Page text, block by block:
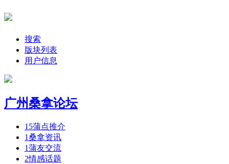
搜索
版块列表
用户信息
广州桑拿论坛
15蒲点推介
1桑拿资讯
1蒲友交流
2情感话题